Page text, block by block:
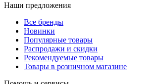
Наши предложения
Все бренды
Новинки
Популярные товары
Распродажи и скидки
Рекомендуемые товары
Товары в розничном магазине